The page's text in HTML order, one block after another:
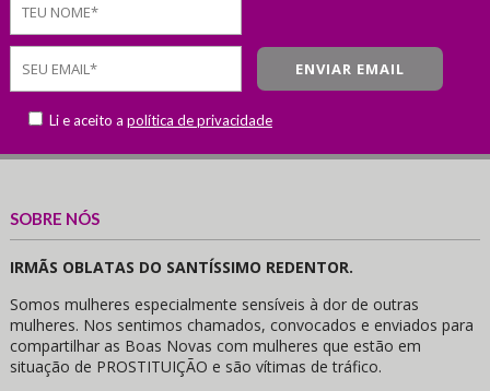
Li e aceito a política de privacidade
SOBRE NÓS
IRMÃS OBLATAS DO SANTÍSSIMO REDENTOR.
Somos mulheres especialmente sensíveis à dor de outras
mulheres. Nos sentimos chamados, convocados e enviados para
compartilhar as Boas Novas com mulheres que estão em
situação de PROSTITUIÇÃO e são vítimas de tráfico.